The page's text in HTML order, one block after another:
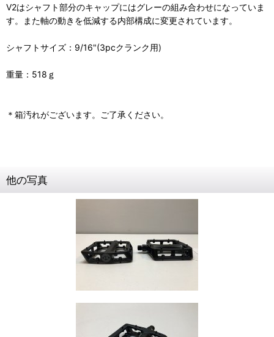
V2はシャフト部分のキャップにはグレーの組み合わせになっていま
す。また軸の動きを低減する内部構成に変更されています。
シャフトサイズ：9/16"(3pcクランク用)
重量：518ｇ
＊箱汚れがございます。ご了承ください。
他の写真